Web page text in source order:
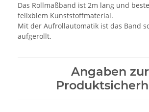
Das Rollmaßband ist 2m lang und
felixblem Kunststoffmaterial.
Mit der Aufrollautomatik ist das Band
aufgerollt.
Angaben zur